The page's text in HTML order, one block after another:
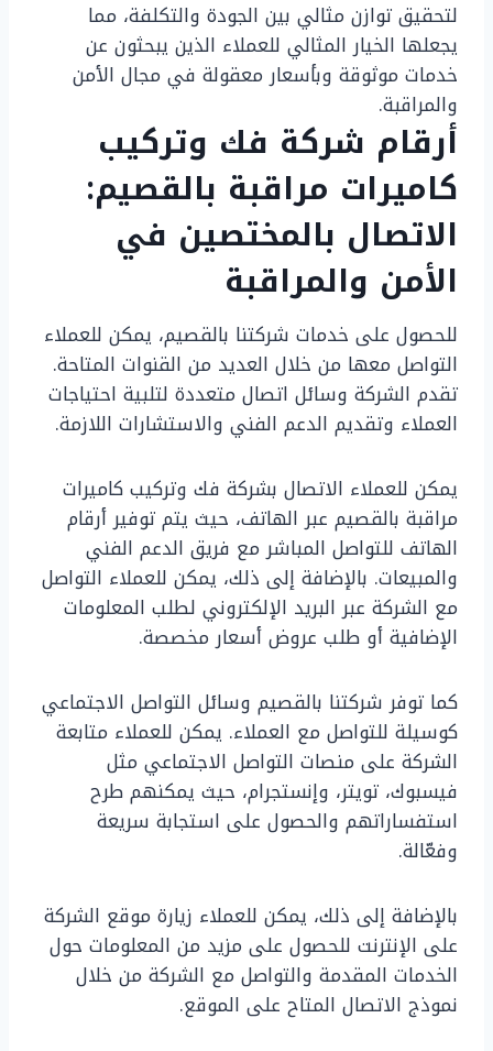
لتحقيق توازن مثالي بين الجودة والتكلفة، مما
يجعلها الخيار المثالي للعملاء الذين يبحثون عن
خدمات موثوقة وبأسعار معقولة في مجال الأمن
والمراقبة.
أرقام شركة فك وتركيب
كاميرات مراقبة بالقصيم:
الاتصال بالمختصين في
الأمن والمراقبة
للحصول على خدمات شركتنا بالقصيم، يمكن للعملاء
التواصل معها من خلال العديد من القنوات المتاحة.
تقدم الشركة وسائل اتصال متعددة لتلبية احتياجات
العملاء وتقديم الدعم الفني والاستشارات اللازمة.
يمكن للعملاء الاتصال بشركة فك وتركيب كاميرات
مراقبة بالقصيم عبر الهاتف، حيث يتم توفير أرقام
الهاتف للتواصل المباشر مع فريق الدعم الفني
والمبيعات. بالإضافة إلى ذلك، يمكن للعملاء التواصل
مع الشركة عبر البريد الإلكتروني لطلب المعلومات
الإضافية أو طلب عروض أسعار مخصصة.
كما توفر شركتنا بالقصيم وسائل التواصل الاجتماعي
كوسيلة للتواصل مع العملاء. يمكن للعملاء متابعة
الشركة على منصات التواصل الاجتماعي مثل
فيسبوك، تويتر، وإنستجرام، حيث يمكنهم طرح
استفساراتهم والحصول على استجابة سريعة
وفعّالة.
بالإضافة إلى ذلك، يمكن للعملاء زيارة موقع الشركة
على الإنترنت للحصول على مزيد من المعلومات حول
الخدمات المقدمة والتواصل مع الشركة من خلال
نموذج الاتصال المتاح على الموقع.